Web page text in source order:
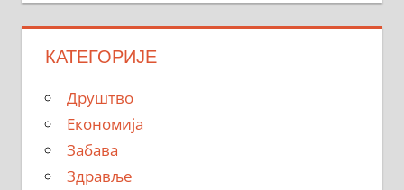
КАТЕГОРИЈЕ
Друштво
Економија
Забава
Здравље